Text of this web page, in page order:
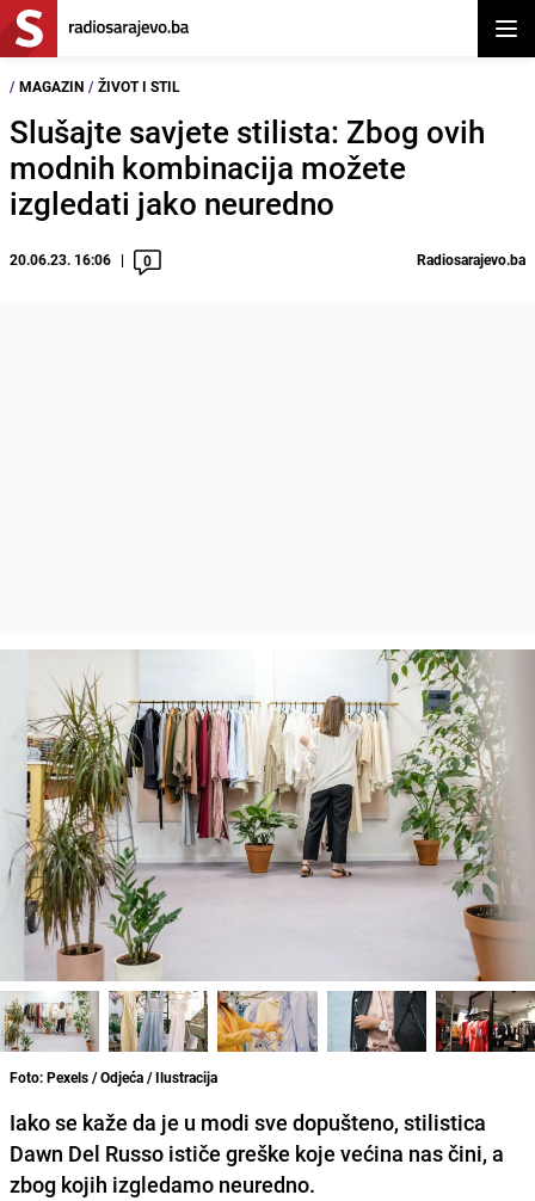
/ MAGAZIN / ŽIVOT I STIL
Slušajte savjete stilista: Zbog ovih
modnih kombinacija možete
izgledati jako neuredno
20.06.23. 16:06 0 Radiosarajevo.ba
Foto: Pexels / Odjeća / Ilustracija
Iako se kaže da je u modi sve dopušteno, stilistica
Dawn Del Russo ističe greške koje većina nas čini, a
zbog kojih izgledamo neuredno.